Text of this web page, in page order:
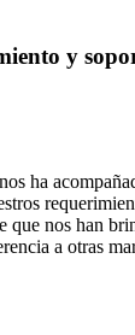
y
ha
que nos han
a otras